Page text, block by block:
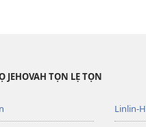
JEHOVAH TỌN LẸ TỌN
Linlin-